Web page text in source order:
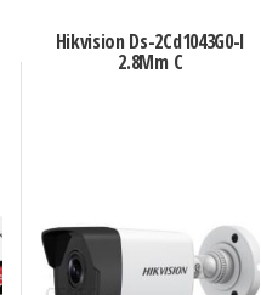
Hikvision Ds-2Cd1043G0-I
2.8Mm C